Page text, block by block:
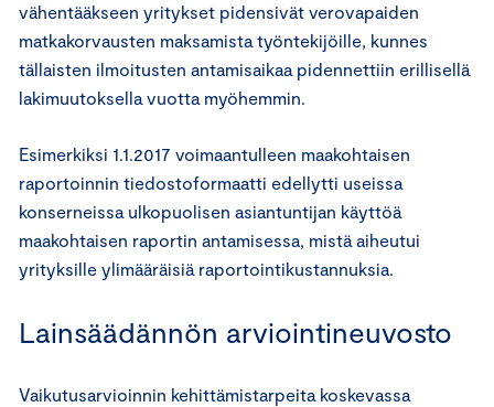
vähentääkseen yritykset pidensivät verovapaiden
matkakorvausten maksamista työntekijöille, kunnes
tällaisten ilmoitusten antamisaikaa pidennettiin erillisellä
lakimuutoksella vuotta myöhemmin.
Esimerkiksi 1.1.2017 voimaantulleen maakohtaisen
raportoinnin tiedostoformaatti edellytti useissa
konserneissa ulkopuolisen asiantuntijan käyttöä
maakohtaisen raportin antamisessa, mistä aiheutui
yrityksille ylimääräisiä raportointikustannuksia.
Lainsäädännön arviointineuvosto
Vaikutusarvioinnin kehittämistarpeita koskevassa